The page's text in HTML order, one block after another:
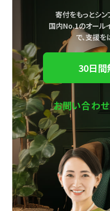
寄付をもっとシン
国内No.1のオール
で、支援を
30日間
お問い合わ